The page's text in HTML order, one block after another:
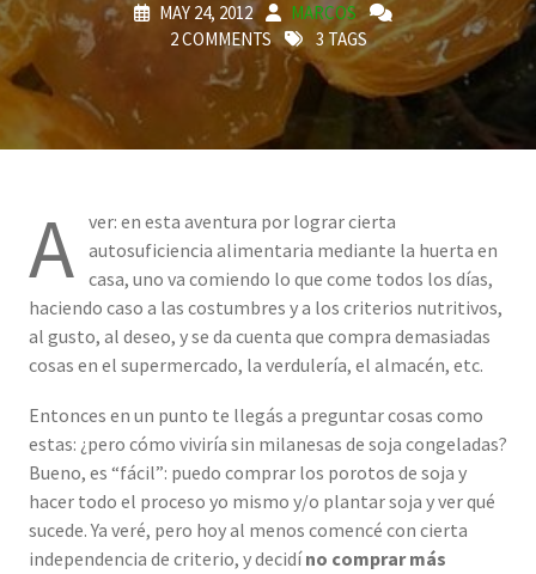
MAY 24, 2012
MARCOS
2 COMMENTS
3 TAGS
A ver: en esta aventura por lograr cierta
autosuficiencia alimentaria mediante la huerta en
casa, uno va comiendo lo que come todos los días,
haciendo caso a las costumbres y a los criterios nutritivos,
al gusto, al deseo, y se da cuenta que compra demasiadas
cosas en el supermercado, la verdulería, el almacén, etc.
Entonces en un punto te llegás a preguntar cosas como
estas: ¿pero cómo viviría sin milanesas de soja congeladas?
Bueno, es “fácil”: puedo comprar los porotos de soja y
hacer todo el proceso yo mismo y/o plantar soja y ver qué
sucede. Ya veré, pero hoy al menos comencé con cierta
independencia de criterio, y decidíno comprar más